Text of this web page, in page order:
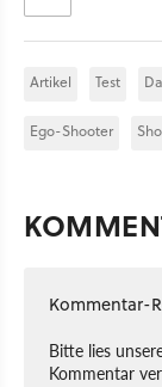
Artikel Test
Ego-Shooter
Kommentar-
Bitte lies
Kommentar